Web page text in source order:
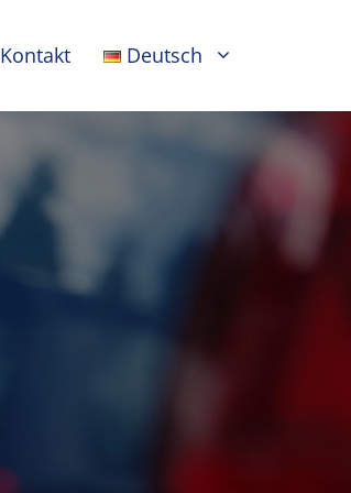
Kontakt Deutsch